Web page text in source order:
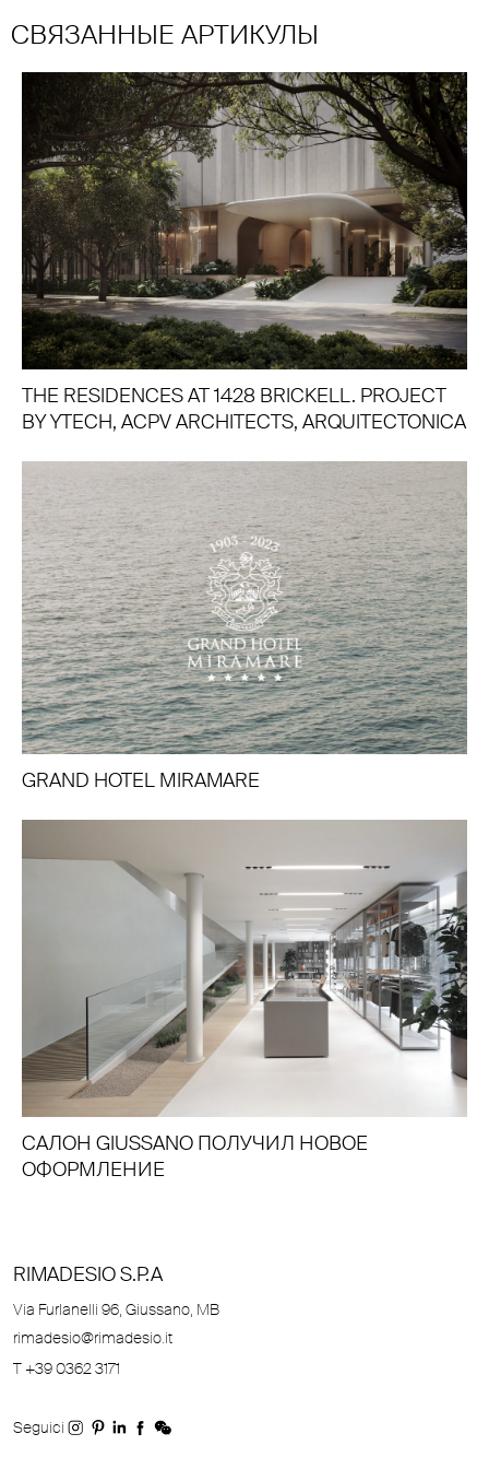
СВЯЗАННЫЕ АРТИКУЛЫ
THE RESIDENCES AT 1428 BRICKELL. PROJECT
BY YTECH, ACPV ARCHITECTS, ARQUITECTONICA
GRAND HOTEL MIRAMARE
САЛОН GIUSSANO ПОЛУЧИЛ НОВОЕ
ОФОРМЛЕНИЕ
RIMADESIO S.P.A
Via Furlanelli 96, Giussano, MB
rimadesio@rimadesio.it
T +39 0362 3171
Seguici